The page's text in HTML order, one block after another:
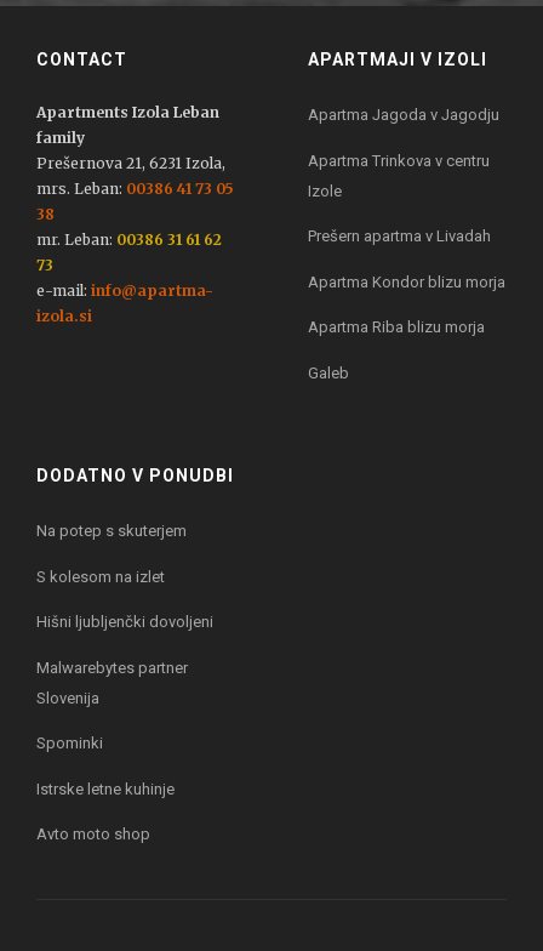
CONTACT
Apartments Izola Leban
family
Prešernova 21, 6231 Izola,
mrs. Leban: 00386 41 73 05
38
mr. Leban: 00386 31 61 62
73
e-mail: info@apartma-
izola.si
APARTMAJI V IZOLI
Apartma Jagoda v Jagodju
Apartma Trinkova v centru
Izole
Prešern apartma v Livadah
Apartma Kondor blizu morja
Apartma Riba blizu morja
Galeb
DODATNO V PONUDBI
Na potep s skuterjem
S kolesom na izlet
Hišni ljubljenčki dovoljeni
Malwarebytes partner
Slovenija
Spominki
Istrske letne kuhinje
Avto moto shop